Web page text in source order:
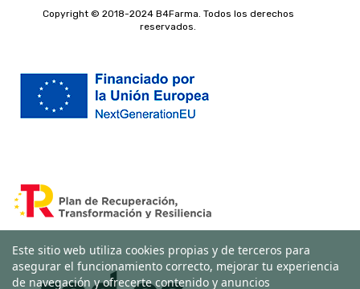
Copyright © 2018-2024 B4Farma. Todos los derechos
reservados.
Este sitio web utiliza cookies propias y de terceros para
asegurar el funcionamiento correcto, mejorar tu experiencia
de navegación y ofrecerte contenido y anuncios